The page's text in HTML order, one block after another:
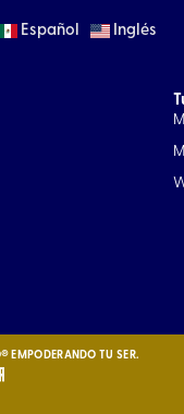
Español Inglés
EMPODERANDO TU SER.